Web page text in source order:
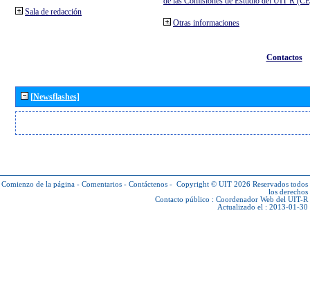
Sala de redacción
Otras informaciones
Contactos
[Newsflashes]
Comienzo de la página - Comentarios - Contáctenos - Copyright © UIT 2026 Reservados todos
los derechos
Contacto público : Coordenador Web del UIT-R
Actualizado el : 2013-01-30